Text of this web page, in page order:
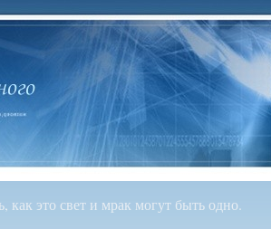
как это свет и мрак могут быть одно.